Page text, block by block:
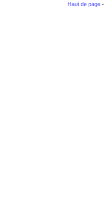
Haut de page